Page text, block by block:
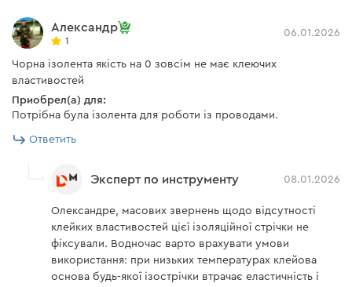
Александр
1
06.01.2026
Чорна ізолента якість на 0 зовсім не має клеючих
властивостей
Приобрел(а) для:
Потрібна була ізолента для роботи із проводами.
Ответить
Эксперт по инструменту 08.01.2026
Олександре, масових звернень щодо відсутності
клейких властивостей цієї ізоляційної стрічки не
фіксували. Водночас варто врахувати умови
використання: при низьких температурах клейова
основа будь-якої ізострічки втрачає еластичність і